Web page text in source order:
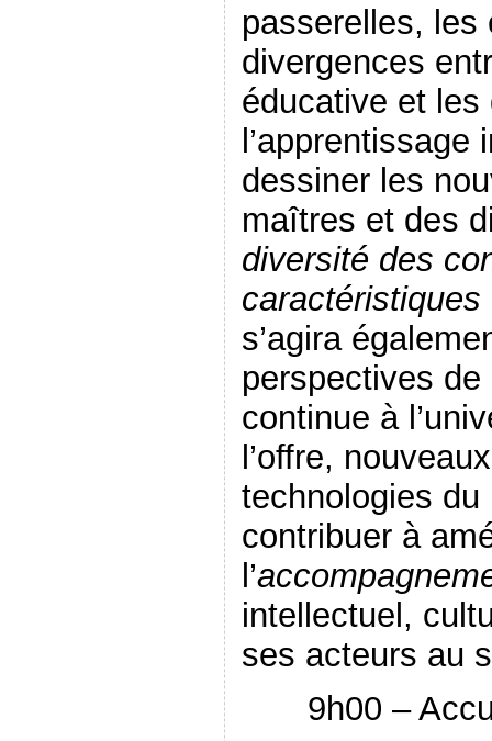
passerelles, les
divergences
éducative et
l’apprentissage
dessiner les
maîtres et des
diversité des
s’agira
perspectives
continue à
l’offre,
technologies
contribuer à
l’
intellectuel,
ses acteurs au
9h00 –